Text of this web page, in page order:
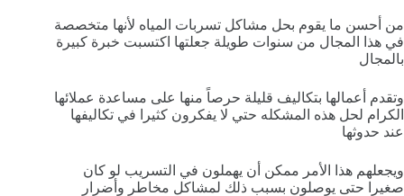
من أحسن ما يقوم بحل مشاكل تسربات المياه لأنها متخصصة
في هذا المجال من سنوات طويلة جعلتها اكتسبت خبرة كبيرة
بالمجال
وتقدم أعمالها بتكاليف قليلة حرصاً منها على مساعدة عملائها
الكرام لحل هذه المشكله حتي لا يفكرون كثيرا في تكاليفها
عند حدوثها
ويجعلهم هذا الأمر ممكن أن يهملون في التسريب لو كان
صغيرا حتى يوصلون بسبب ذلك لمشاكل مخاطر وأضرار